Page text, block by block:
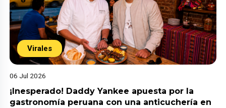
Virales
06 Jul 2026
¡Inesperado! Daddy Yankee apuesta por la
gastronomía peruana con una anticuchería en